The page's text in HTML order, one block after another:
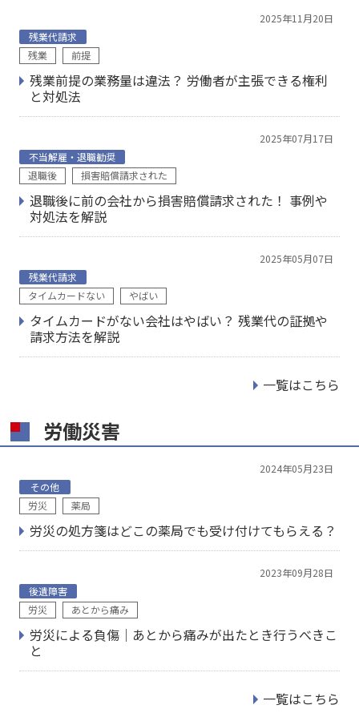
2025年11月20日
残業代請求
残業
前提
残業前提の業務量は違法？ 労働者が主張できる権利
と対処法
2025年07月17日
不当解雇・退職勧奨
退職後
損害賠償請求された
退職後に前の会社から損害賠償請求された！ 事例や
対処法を解説
2025年05月07日
残業代請求
タイムカードない
やばい
タイムカードがない会社はやばい？ 残業代の証拠や
請求方法を解説
一覧はこちら
労働災害
2024年05月23日
その他
労災
薬局
労災の処方箋はどこの薬局でも受け付けてもらえる？
2023年09月28日
後遺障害
労災
あとから痛み
労災による負傷｜あとから痛みが出たとき行うべきこ
と
一覧はこちら